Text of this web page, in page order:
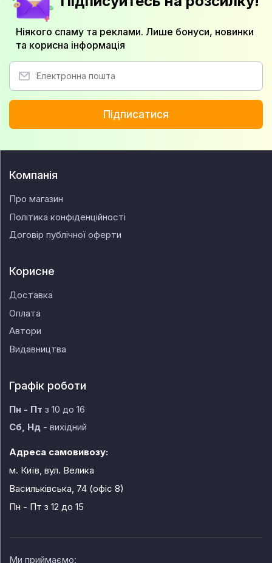
Ніякого спаму та реклами. Лише бонуси, новинки
та корисна інформація
Підписатися
Компанія
Про магазин
Політика конфіденційності
Договір публічної оферти
Корисне
Доставка
Оплата
Автори
Видавництва
Графік роботи
Пн - Пт з 10 до 16
Сб, Нд - вихідний
Адреса самовивозу:
м. Київ, вул. Велика
Васильківська, 74 (офіс 8)
Пн - Пт з 12 до 15
Ми приймаємо: